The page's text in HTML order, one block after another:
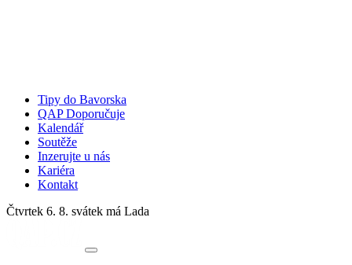
Tipy do Bavorska
QAP Doporučuje
Kalendář
Soutěže
Inzerujte u nás
Kariéra
Kontakt
Čtvrtek 6. 8. svátek má Lada